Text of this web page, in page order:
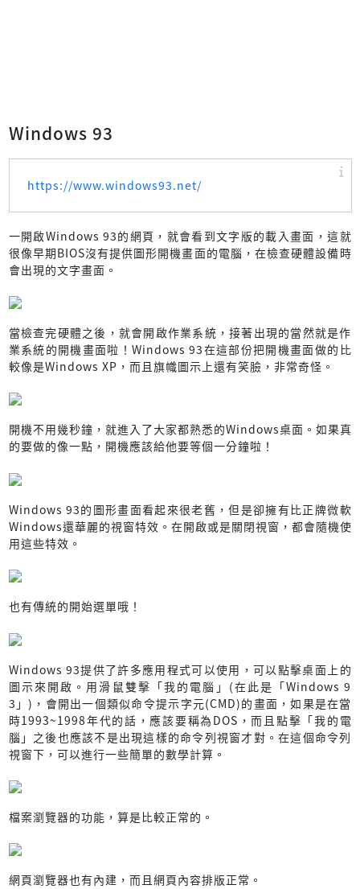
Windows 93
https://www.windows93.net/
一開啟Windows 93的網頁，就會看到文字版的載入畫面，這就
很像早期BIOS沒有提供圖形開機畫面的電腦，在檢查硬體設備時
會出現的文字畫面。
當檢查完硬體之後，就會開啟作業系統，接著出現的當然就是作
業系統的開機畫面啦！Windows 93在這部份把開機畫面做的比
較像是Windows XP，而且旗幟圖示上還有笑臉，非常奇怪。
開機不用幾秒鐘，就進入了大家都熟悉的Windows桌面。如果真
的要做的像一點，開機應該給他要等個一分鐘啦！
Windows 93的圖形畫面看起來很老舊，但是卻擁有比正牌微軟
Windows還華麗的視窗特效。在開啟或是關閉視窗，都會隨機使
用這些特效。
也有傳統的開始選單哦！
Windows 93提供了許多應用程式可以使用，可以點擊桌面上的
圖示來開啟。用滑鼠雙擊「我的電腦」(在此是「Windows 9
3」)，會開出一個類似命令提示字元(CMD)的畫面，如果是在當
時1993~1998年代的話，應該要稱為DOS，而且點擊「我的電
腦」之後也應該不是出現這樣的命令列視窗才對。在這個命令列
視窗下，可以進行一些簡單的數學計算。
檔案瀏覽器的功能，算是比較正常的。
網頁瀏覽器也有內建，而且網頁內容排版正常。